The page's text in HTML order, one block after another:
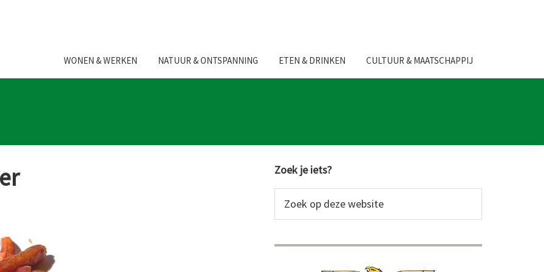
WONEN & WERKEN NATUUR & ONTSPANNING ETEN & DRINKEN CULTUUR & MAATSCHAPPIJ
Primaire
Sidebar
Zoek je iets?
op
website